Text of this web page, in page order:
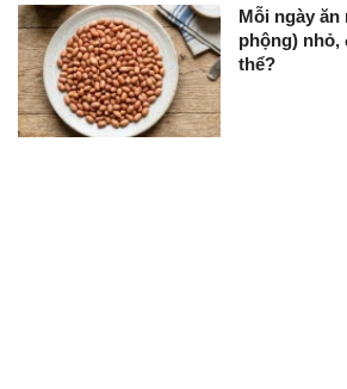
Mỗi ngày ăn
phộng) nhỏ,
thể?